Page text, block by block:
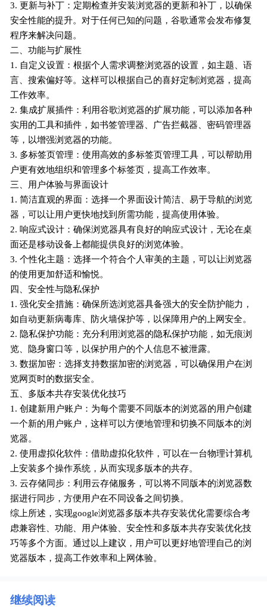
3. 更新与补丁：定期检查并安装浏览器的更新和补丁，以确保
安全性能的提升。对于任何已知的问题，谷歌通常会发布修复
程序来解决问题。
二、功能与扩展性
1. 自定义设置：根据个人需求调整浏览器的设置，如主题、语
言、搜索偏好等。这样可以根据自己的喜好定制浏览器，提高
工作效率。
2. 集成扩展插件：利用谷歌浏览器的扩展功能，可以添加各种
实用的工具和插件，如书签管理器、广告拦截器、密码管理器
等，以增强浏览器的功能。
3. 多标签页管理：使用高效的多标签页管理工具，可以帮助用
户更有效地组织和管理多个标签页，提高工作效率。
三、用户体验与界面设计
1. 简洁直观的界面：选择一个界面设计简洁、易于导航的浏览
器，可以让用户更快地找到所需功能，提高使用体验。
2. 响应式设计：确保浏览器具有良好的响应式设计，无论在桌
面还是移动设备上都能提供良好的浏览体验。
3. 个性化主题：选择一个符合个人审美的主题，可以让浏览器
的使用更加舒适和愉悦。
四、安全性与隐私保护
1. 强化安全措施：确保所选浏览器具备强大的安全防护能力，
如自动更新病毒库、防火墙保护等，以保障用户的上网安全。
2. 隐私保护功能：充分利用浏览器的隐私保护功能，如无痕浏
览、隐身窗口等，以保护用户的个人信息不被泄露。
3. 数据加密：选择支持数据加密的浏览器，可以确保用户在浏
览网页时的数据安全。
五、多版本共存安装优化技巧
1. 创建新用户账户：为每个需要不同版本的浏览器的用户创建
一个新的用户账户，这样可以方便地管理和切换不同版本的浏
览器。
2. 使用虚拟化软件：借助虚拟化软件，可以在一台物理计算机
上安装多个操作系统，从而实现多版本的共存。
3. 云存储同步：利用云存储服务，可以将不同版本的浏览器数
据进行同步，方便用户在不同设备之间切换。
综上所述，实现google浏览器多版本共存安装优化需要综合考
虑兼容性、功能、用户体验、安全性和多版本共存安装优化技
巧等多个方面。通过以上建议，用户可以更好地管理自己的浏
览器版本，提高工作效率和上网体验。
继续阅读